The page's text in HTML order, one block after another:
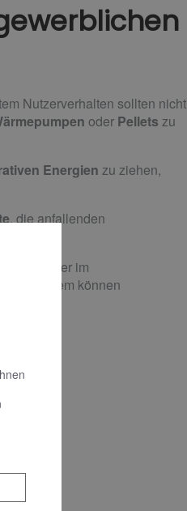
Nutzerverhalten sollten nicht
oder Pellets zu
Energien zu ziehen,
, die anfallenden
im
Zudem können